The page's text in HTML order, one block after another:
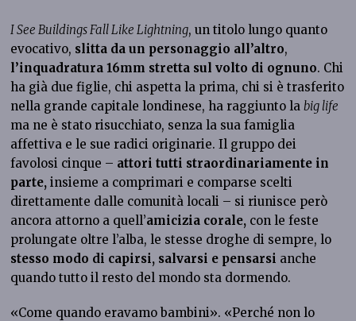
I See Buildings Fall Like Lightning, un titolo lungo quanto
evocativo, slitta da un personaggio all’altro,
l’inquadratura 16mm stretta sul volto di ognuno. Chi
ha già due figlie, chi aspetta la prima, chi si è trasferito
nella grande capitale londinese, ha raggiunto labig life
ma ne è stato risucchiato, senza la sua famiglia
affettiva e le sue radici originarie. Il gruppo dei
favolosi cinque – attori tutti straordinariamente in
parte, insieme a comprimari e comparse scelti
direttamente dalle comunità locali – si riunisce però
ancora attorno a quell’amicizia corale, con le feste
prolungate oltre l’alba, le stesse droghe di sempre, lo
stesso modo di capirsi, salvarsi e pensarsi anche
quando tutto il resto del mondo sta dormendo.
«Come quando eravamo bambini». «Perché non lo